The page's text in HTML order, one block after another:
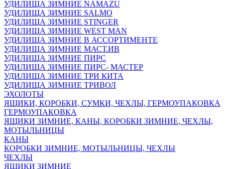
УДИЛИЩА ЗИМНИЕ NAMAZU
УДИЛИЩА ЗИМНИЕ SALMO
УДИЛИЩА ЗИМНИЕ STINGER
УДИЛИЩА ЗИМНИЕ WEST MAN
УДИЛИЩА ЗИМНИЕ В АССОРТИМЕНТЕ
УДИЛИЩА ЗИМНИЕ МАСТ.ИВ
УДИЛИЩА ЗИМНИЕ ПИРС
УДИЛИЩА ЗИМНИЕ ПИРС- МАСТЕР
УДИЛИЩА ЗИМНИЕ ТРИ КИТА
УДИЛИЩА ЗИМНИЕ ТРИВОЛ
ЭХОЛОТЫ
ЯЩИКИ, КОРОБКИ, СУМКИ, ЧЕХЛЫ, ГЕРМОУПАКОВКА
ГЕРМОУПАКОВКА
ЯЩИКИ ЗИМНИЕ, КАНЫ, КОРОБКИ ЗИМНИЕ, ЧЕХЛЫ,
МОТЫЛЬНИЦЫ
КАНЫ
КОРОБКИ ЗИМНИЕ, МОТЫЛЬНИЦЫ, ЧЕХЛЫ
ЧЕХЛЫ
ЯЩИКИ ЗИМНИЕ